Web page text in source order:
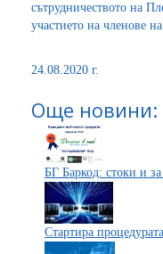
сътрудничеството на
участието на членове
24.08.2020 г.
Още новини:
БГ Баркод: стоки и
Стартира